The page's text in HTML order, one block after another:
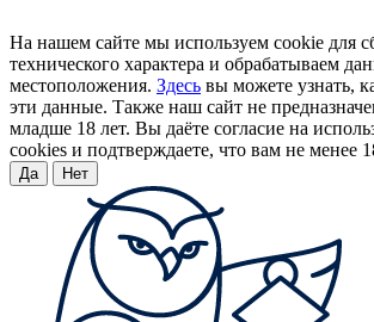
На нашем сайте мы используем cookie для
технического характера и обрабатываем
местоположения. Здесь вы можете узнать,
эти данные. Также наш сайт не
младше 18 лет. Вы даёте согласие на
cookies и подтверждаете, что вам не менее
Да Нет